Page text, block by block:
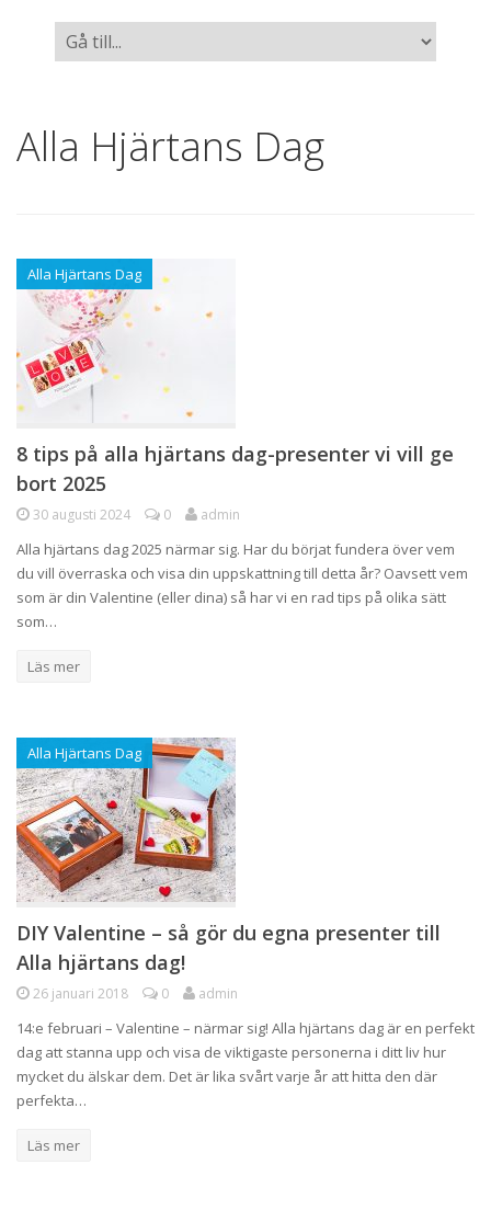
Alla Hjärtans Dag
Alla Hjärtans Dag
8 tips på alla hjärtans dag-presenter vi vill ge
bort 2025
30 augusti 2024 0 admin
Alla hjärtans dag 2025 närmar sig. Har du börjat fundera över vem
du vill överraska och visa din uppskattning till detta år? Oavsett vem
som är din Valentine (eller dina) så har vi en rad tips på olika sätt
som…
Läs mer
Alla Hjärtans Dag
DIY Valentine – så gör du egna presenter till
Alla hjärtans dag!
26 januari 2018 0 admin
14:e februari – Valentine – närmar sig! Alla hjärtans dag är en perfekt
dag att stanna upp och visa de viktigaste personerna i ditt liv hur
mycket du älskar dem. Det är lika svårt varje år att hitta den där
perfekta…
Läs mer